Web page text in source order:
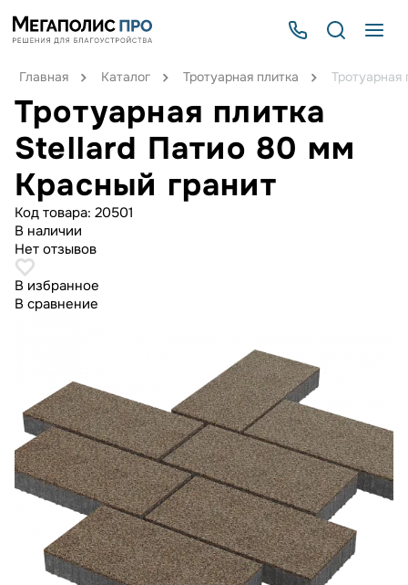
Главная Каталог Тротуарная плитка
Тротуарная плитка
Stellard Патио 80 мм
Красный гранит
Код товара: 20501
В наличии
Нет отзывов
В избранное
В сравнение